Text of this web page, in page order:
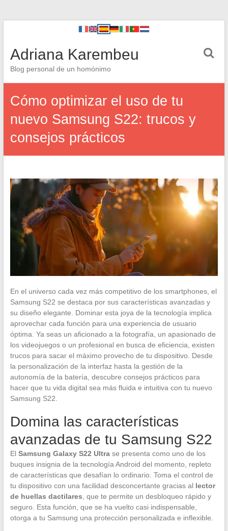
Adriana Karembeu
Blog personal de un homónimo
Cómo optimizar el uso de tu
nuevo Samsung S22: trucos y
consejos prácticos
En el universo cada vez más competitivo de los smartphones, el
Samsung S22 se destaca por sus características avanzadas y
su diseño elegante. Dominar esta joya de la tecnología implica
aprovechar cada función para una experiencia de usuario
óptima. Ya seas un aficionado a la fotografía, un apasionado de
los videojuegos o un profesional en busca de eficiencia, existen
trucos para sacar el máximo provecho de tu dispositivo. Desde
la personalización de la interfaz hasta la gestión de la
autonomía de la batería, descubre consejos prácticos para
hacer que tu vida digital sea más fluida e intuitiva con tu nuevo
Samsung S22.
Domina las características
avanzadas de tu Samsung S22
El Samsung Galaxy S22 Ultrase presenta como uno de los
buques insignia de la tecnología Android del momento, repleto
de características que desafían lo ordinario. Toma el control de
tu dispositivo con una facilidad desconcertante gracias al lector
de huellas dactilares , que te permite un desbloqueo rápido y
seguro. Esta función, que se ha vuelto casi indispensable,
otorga a tu Samsung una protección personalizada e inflexible.